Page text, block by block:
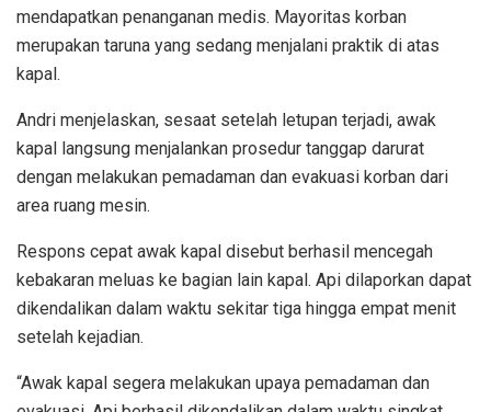
mendapatkan penanganan medis. Mayoritas korban
merupakan taruna yang sedang menjalani praktik di atas
kapal.
Andri menjelaskan, sesaat setelah letupan terjadi, awak
kapal langsung menjalankan prosedur tanggap darurat
dengan melakukan pemadaman dan evakuasi korban dari
area ruang mesin.
Respons cepat awak kapal disebut berhasil mencegah
kebakaran meluas ke bagian lain kapal. Api dilaporkan dapat
dikendalikan dalam waktu sekitar tiga hingga empat menit
setelah kejadian.
“Awak kapal segera melakukan upaya pemadaman dan